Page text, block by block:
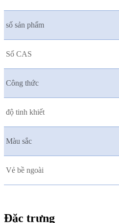
số sản phẩm
Số CAS
Công thức
độ tinh khiết
Màu sắc
Vẻ bề ngoài
Đặc trưng